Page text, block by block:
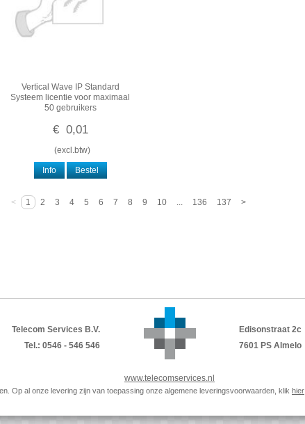
Vertical Wave IP Standard
Systeem licentie voor maximaal
50 gebruikers
€ 0,01
(excl.btw)
Info Bestel
< 1 2 3 4 5 6 7 8 9 10 ... 136 137 >
Telecom Services B.V.
Edisonstraat 2c
Tel.: 0546 - 546 546
7601 PS Almelo
www.telecomservices.nl
Op al onze levering zijn van toepassing onze algemene leveringsvoorwaarden, klik hier